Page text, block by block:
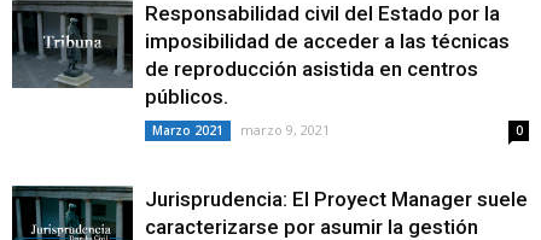
Responsabilidad civil del Estado por la
imposibilidad de acceder a las técnicas
de reproducción asistida en centros
públicos.
Marzo 2021 marzo 9, 2021 0
Jurisprudencia: El Proyect Manager suele
caracterizarse por asumir la gestión